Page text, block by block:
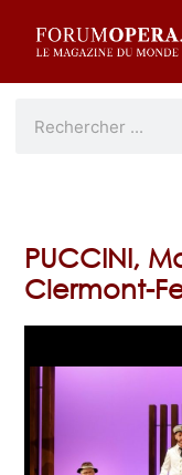
PUCCINI,
Clermont-